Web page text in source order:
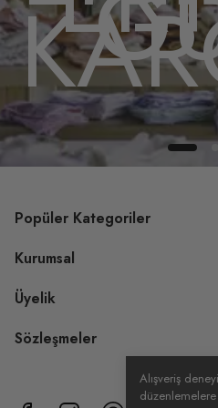
Alışveriş
Popüler Kategoriler
Kurumsal
Üyelik
Sözleşmeler